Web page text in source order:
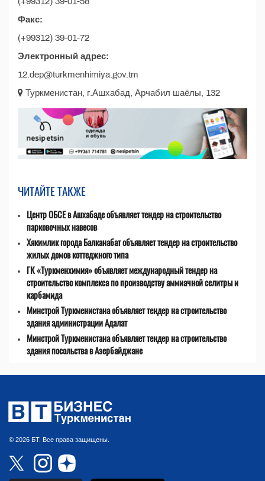
Факс:
(+99312) 39-01-72
Электронный адрес:
12.dep@turkmenhimiya.gov.tm
Туркменистан, г.Ашхабад, Арчабил шаёлы, 132
ЧИТАЙТЕ ТАКЖЕ
Центр ОБСЕ в Ашхабаде объявляет тендер на строительство
парковочных навесов
Хякимлик города Балканабат объявляет тендер на строительство
жилых домов коттеджного типа
ГК «Туркменхимия» объявляет международный тендер на
строительство комплекса по производству аммиачной селитры и
карбамида
Минстрой Туркменистана объявляет тендер на строительство
здания администрации Адалат
Минстрой Туркменистана объявляет тендер на строительство
здания посольства в Азербайджане
© 2026 БТ. Все права защищены.